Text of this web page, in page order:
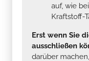
auf, wie
Kraftstoff-
Erst wenn Sie
ausschließen
darüber